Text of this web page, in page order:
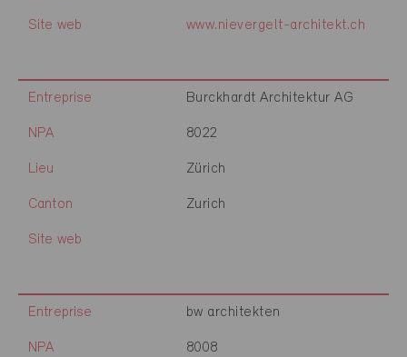
Site web www.nievergelt-architekt.ch
Entreprise Burckhardt Architektur AG
NPA 8022
Lieu Zürich
Canton Zurich
Site web
Entreprise bw architekten
NPA 8008